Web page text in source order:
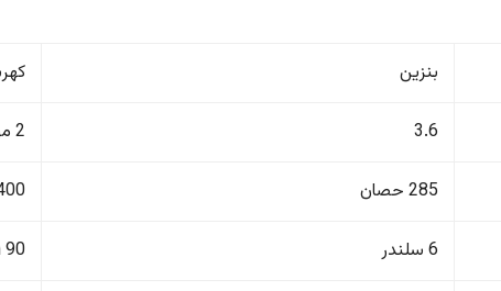
بنزين
3.6 2 موتور
285 حصان 400
6 سلندر 90 kWh